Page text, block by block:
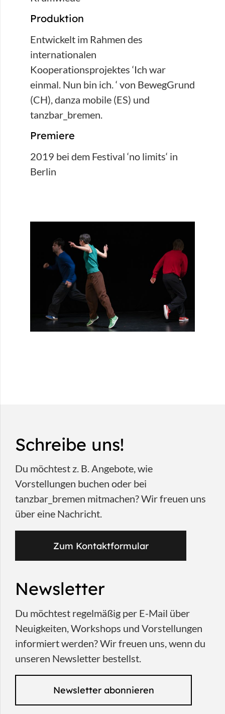
Produktion
Entwickelt im Rahmen des
internationalen
Kooperationsprojektes ‘Ich war
einmal. Nun bin ich. ‘ von BewegGrund
(CH), danza mobile (ES) und
tanzbar_bremen.
Premiere
2019 bei dem Festival ‘no limits‘ in
Berlin
Schreibe uns!
Du möchtest z. B. Angebote, wie
Vorstellungen buchen oder bei
tanzbar_bremen mitmachen? Wir freuen uns
über eine Nachricht.
Zum Kontaktformular
Newsletter
Du möchtest regelmäßig per E-Mail über
Neuigkeiten, Workshops und Vorstellungen
informiert werden? Wir freuen uns, wenn du
unseren Newsletter bestellst.
Newsletter abonnieren